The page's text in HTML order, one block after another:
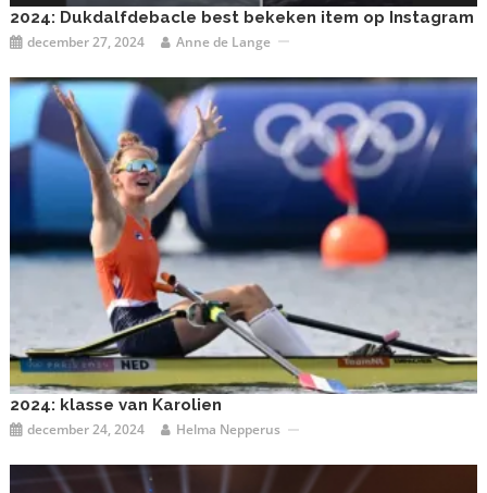
2024: Dukdalfdebacle best bekeken item op Instagram
december 27, 2024 Anne de Lange
2024: klasse van Karolien
december 24, 2024 Helma Nepperus